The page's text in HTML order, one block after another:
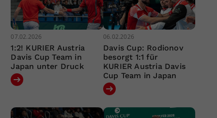
07.02.2026
1:2! KURIER Austria
Davis Cup Team in
Japan unter Druck
06.02.2026
Davis Cup: Rodionov
besorgt 1:1 für
KURIER Austria Davis
Cup Team in Japan